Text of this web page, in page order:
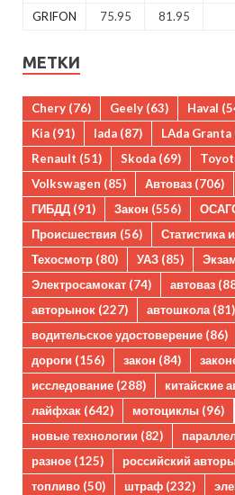
GRIFON
75.95 81.95
МЕТКИ
Chery (76) Geely (63) Haval
Kia (91) lada (87) LAda Granta
Renault (51) Skoda (69)
Volkswagen (85) Автоваз (706)
ГИБДД (91) Закон (556)
Происшествия (56) Статистика
Техосмотр (80) УАЗ (85)
Электросамокат (74) автоваз
авторынок (227) автошкола(81)
водительское удостоверение (86)
дороги (156) закон (84)
исследование (288) китайские
лайфхак (642) мотоциклы (96)
новые технологии (82)
разное (125) российский
топливо (50) штраф (232)